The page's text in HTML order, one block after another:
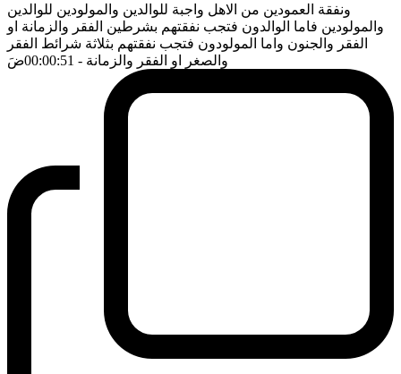
ونفقة العمودين من الاهل واجبة للوالدين والمولودين للوالدين
والمولودين فاما الوالدون فتجب نفقتهم بشرطين الفقر والزمانة او
الفقر والجنون واما المولودون فتجب نفقتهم بثلاثة شرائط الفقر
والصغر او الفقر والزمانة - 00:00:51 ضَ